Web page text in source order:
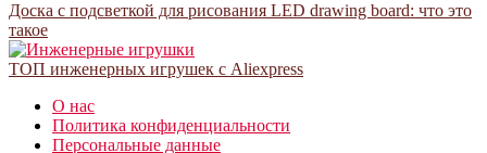
Доска с подсветкой для рисования LED drawing board: что это
такое
ТОП инженерных игрушек с Aliexpress
О нас
Политика конфиденциальности
Персональные данные